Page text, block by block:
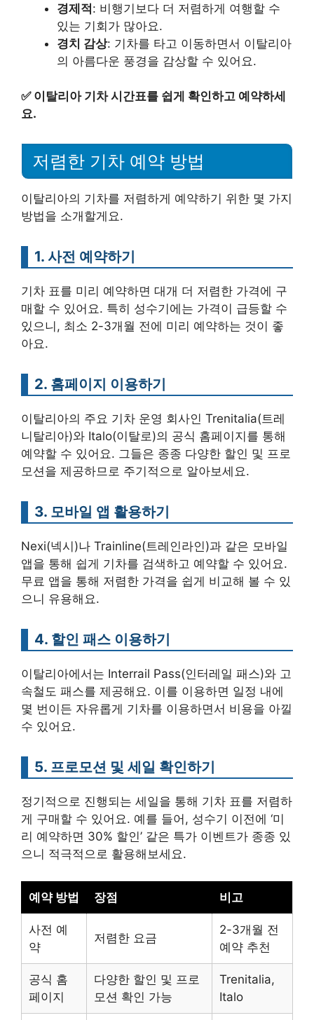
경제적: 비행기보다 더 저렴하게 여행할 수
있는 기회가 많아요.
경치 감상: 기차를 타고 이동하면서 이탈리아
의 아름다운 풍경을 감상할 수 있어요.
✅ 이탈리아 기차 시간표를 쉽게 확인하고 예약하세
요.
저렴한 기차 예약 방법
이탈리아의 기차를 저렴하게 예약하기 위한 몇 가지
방법을 소개할게요.
1. 사전 예약하기
기차 표를 미리 예약하면 대개 더 저렴한 가격에 구
매할 수 있어요. 특히 성수기에는 가격이 급등할 수
있으니, 최소 2-3개월 전에 미리 예약하는 것이 좋
아요.
2. 홈페이지 이용하기
이탈리아의 주요 기차 운영 회사인 Trenitalia(트레
니탈리아)와 Italo(이탈로)의 공식 홈페이지를 통해
예약할 수 있어요. 그들은 종종 다양한 할인 및 프로
모션을 제공하므로 주기적으로 알아보세요.
3. 모바일 앱 활용하기
Nexi(넥시)나 Trainline(트레인라인)과 같은 모바일
앱을 통해 쉽게 기차를 검색하고 예약할 수 있어요.
무료 앱을 통해 저렴한 가격을 쉽게 비교해 볼 수 있
으니 유용해요.
4. 할인 패스 이용하기
이탈리아에서는 Interrail Pass(인터레일 패스)와 고
속철도 패스를 제공해요. 이를 이용하면 일정 내에
몇 번이든 자유롭게 기차를 이용하면서 비용을 아낄
수 있어요.
5. 프로모션 및 세일 확인하기
정기적으로 진행되는 세일을 통해 기차 표를 저렴하
게 구매할 수 있어요. 예를 들어, 성수기 이전에 ‘미
리 예약하면 30% 할인’ 같은 특가 이벤트가 종종 있
으니 적극적으로 활용해보세요.
예약 방법 장점 비고
사전 예
약
저렴한 요금
2-3개월 전
예약 추천
공식 홈
페이지
다양한 할인 및 프로
모션 확인 가능
Trenitalia,
Italo